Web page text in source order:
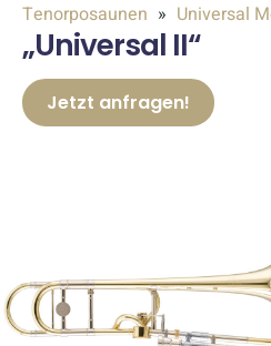
Tenorposaunen Universal
„Universal II“
Jetzt anfragen!